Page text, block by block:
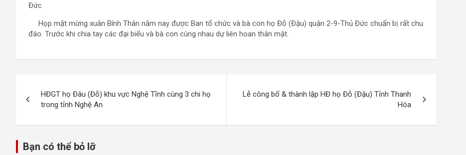
Đức
Họp mặt mừng xuân Bính Thân năm nay được Ban tổ chức và bà con họ Đỗ (Đậu) quận 2-9-Thủ Đức chuẩn bị rất chu
đáo. Trước khi chia tay các đại biểu và bà con cùng nhau dự liên hoan thân mật.
hướng
bài
viết
HĐGT họ Đâu (Đỗ) khu vực Nghệ Tĩnh cùng 3 chi họ
trong tỉnh Nghệ An
Lễ công bố & thành lập HĐ họ Đỗ (Đậu) Tỉnh Thanh
Hóa
Bạn có thể bỏ lỡ